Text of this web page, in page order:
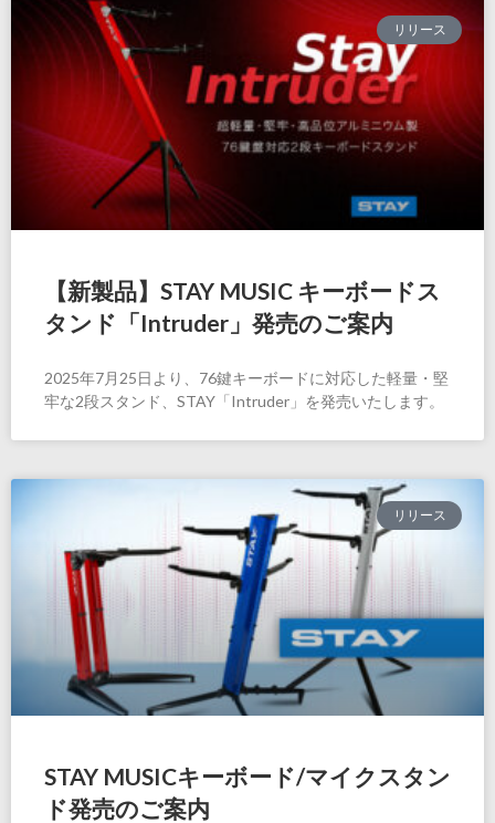
リリース
【新製品】STAY MUSIC キーボードス
タンド「Intruder」発売のご案内
2025年7月25日より、76鍵キーボードに対応した軽量・堅
牢な2段スタンド、STAY「Intruder」を発売いたします。
リリース
STAY MUSICキーボード/マイクスタン
ド発売のご案内